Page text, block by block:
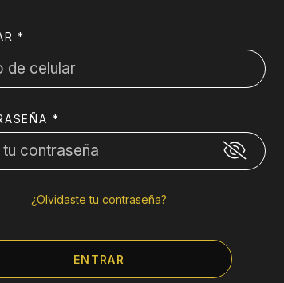
*
*
¿Olvidaste tu contraseña?
ENTRAR